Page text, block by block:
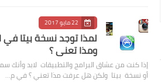
22 مايو 2017
لمذا توجد نسخة بيتا في
ومذا تعني ؟
إذا كنت من عشاق البرامج والتطبيقات لابد
أو نسخة بيتا ولكن هل عرفت مذا تعني ؟ في م…